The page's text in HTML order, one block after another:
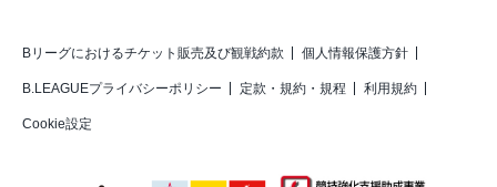
Bリーグにおけるチケット販売及び観戦約款 個人情報保護方針
B.LEAGUEプライバシーポリシー 定款・規約・規程 利用規約
Cookie設定